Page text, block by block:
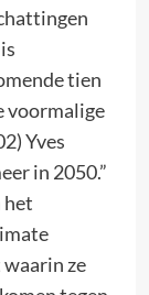
tien
voormalige
Yves
in 2050.”
het
ze